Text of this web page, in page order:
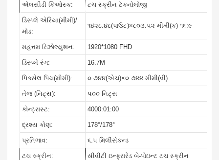
એલસીડી કિઓસ્ક: ટચ સ્ક્રીન ટેકનોલોજી
ડિસ્પ્લે એરિયા(મીમી)/
મોડ:
૧૪૨૮.૪૮(પાઉટ)×૮૦૩.૫૨ મીમી(ક) ૧૬:૯
મહત્તમ રિઝોલ્યુશન: 1920*1080 FHD
ડિસ્પ્લે રંગ: 16.7M
પિક્સેલ પિચ(મીમી): ૦.૭૪૪(એચ)×૦.૭૪૪ મીમી(વી)
તેજ (નિટ્સ): ૫૦૦ નિટ્સ
કોન્ટ્રાસ્ટ: 4000:01:00
દ્રશ્ય કોણ: 178°/178°
પ્રતિભાવ: ૬.૫ મિલીસેકન્ડ
ટચ સ્ક્રીન: સીવીટી ઇન્ફ્રારેડ બે-પોઇન્ટ ટચ સ્ક્રીન